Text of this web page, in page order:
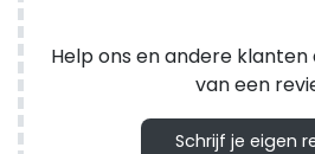
Help ons en andere
van een
Schrijf je eigen